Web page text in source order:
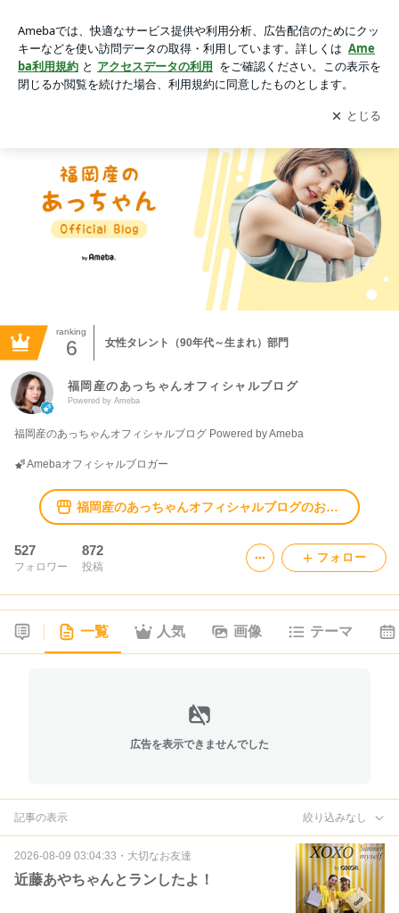
アプリをダウンロードして ブログの更新通知
を受け取りまし
ょう。
開く
ranking
6 女性タレント（90年代～生まれ）部門
福岡産のあっちゃんオフィシャルブログ
Powered by Ameba
福岡産のあっちゃんオフィシャルブログ Powered by Ameba
Amebaオフィシャルブロガー
福岡産のあっちゃんオフィシャルブログのおすすめ
527
フォロワー
872
投稿
フォロー
一覧 人気 画像 テーマ
広告を表示できませんでした
記事の表示 絞り込みなし
2026-08-09 03:04:33 ・ 大切なお友達
近藤あやちゃんとランしたよ！